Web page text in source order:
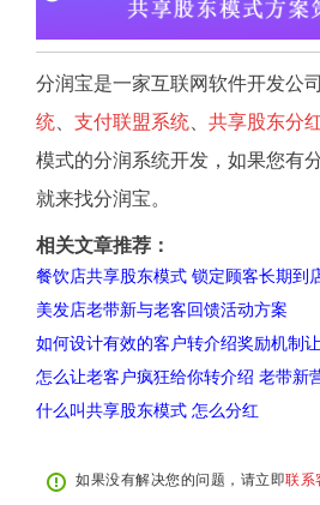
分润宝是一家互联网软件开发公
统
支付联盟系统 共享股东分
模式的分润系统开发，如果您有
就来找分润宝。
相关文章推荐：
餐饮店共享股东模式 锁定顾客长期到
美发店老带新与老客回馈活动方案
如何设计有效的客户转介绍奖励机制
怎么让老客户疯狂给你转介绍 老带新
什么叫共享股东模式 怎么分红
如果没有解决您的问题，请立即联系